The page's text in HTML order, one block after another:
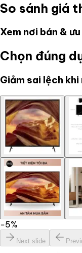
So sánh giá
Xem nơi bán &
Chọn đúng
Giảm sai lệch khi
−5%
Next slide